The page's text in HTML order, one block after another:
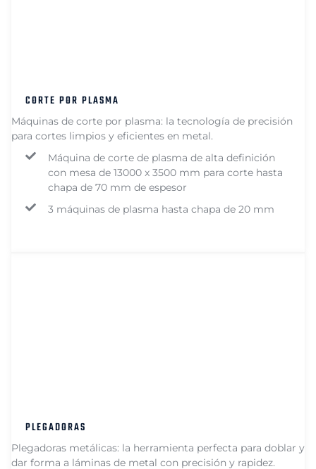
CORTE POR PLASMA
Máquinas de corte por plasma: la tecnología de precisión
para cortes limpios y eficientes en metal.
Máquina de corte de plasma de alta definición
con mesa de 13000 x 3500 mm para corte hasta
chapa de 70 mm de espesor
3 máquinas de plasma hasta chapa de 20 mm
PLEGADORAS
Plegadoras metálicas: la herramienta perfecta para doblar y
dar forma a láminas de metal con precisión y rapidez.